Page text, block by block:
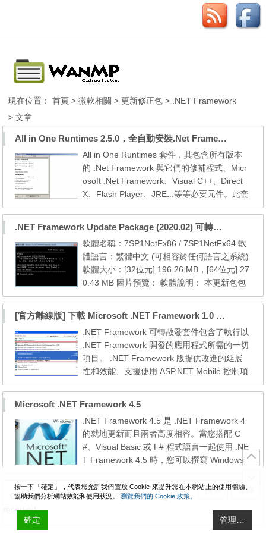
現在位置：首頁 >微軟相關 >更新修正包 > .NET Framework
> 文章
All in One Runtimes 2.5.0，全自動安裝.Net Framework、Visual C++、DirectX、Flash Player、JRE
All in One Runtimes 套件，其包含所有版本
的 .Net Framework 與它們的修補程式、Micr
osoft .Net Framework、Visual C++、Direct
X、Flash Player、JRE...等等必要元件。此套
件可以自動安裝所有的附加元件而不需讓您再
work 4.6 + Updates Java Runtime Environm
ent 8 DirectX 9.0c Extra files General runtim
e files Microsoft Visual C++ Runtimes (v2005
- v20...
.NET Framework Update Package (2020.02) 可轉散發套件包
軟體名稱：7SP1NetFx86 / 7SP1NetFx64 軟
體語言：繁體中文 (可相容於任何語言之系統)
軟體大小：[32位元] 196.26 MB，[64位元] 27
0.43 MB 圖片預覽： 軟體說明： 本更新包包
含 Win7 SP1 [32/64位元] 的.NET Framework
NET Framework 4、4.5、4.5.1、4.5.2、4.
6、4.6.1、4.6.2、4.7、4.7.1 及 4.7.2 更新。
此套件包原意是為了在使用 [Windows 7 SP1
Update Pac...
[官方離線版] 下載 Microsoft .NET Framework 1.0 – 4.8 可轉散發套件全版本 (獨立安裝包)
.NET Framework 可轉散發套件包含了執行以
.NET Framework 開發的應用程式所需的一切
項目。 .NET Framework 版提供改進的延展
性和效能、支援使用 ASP.NET Mobile 控制項
(先前稱為 Microsoft Mobile Internet Toolkit)
ion 6 以及與開放式資料庫連接 (Open Databa
se Connectivity，ODBC) 和 Oracle 資料庫進
行原生通訊的 ADO.NET 類別；也可以利用程
式碼存取安...
Microsoft .NET Framework 4.5
.NET Framework 4.5 是 .NET Framework 4
的就地更新而且兩者高度相容。當您搭配 C
#、Visual Basic 或 F# 程式語言一起使用 .NE
T Framework 4.5 時，您可以撰寫 Windows
sual Basic 和 F# 適用的重要語言和架構增強
功能 (好讓您能夠更輕鬆地撰寫非同步程式
碼)，也就是混合同步程式碼中的控制流程、
具高度回應性的 UI 和 Web 應用程式延展性。
搜索 登錄
Copyright © WanMP Online System. All rights
reserved.
按一下「確定」，代表您允許我們置放 Cookie 來提升您在本網站上的使用體驗、
協助我們分析網站效能和使用狀況。 瀏覽我們的 Cookie 政策。
確定 管理…